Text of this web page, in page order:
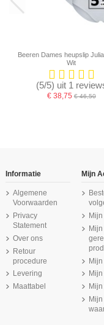
Beeren Dames heupslip
Wit
(5/5) uit 1
€ 38,75€ 46,50
Beeren Heren boxershort
6Pack Zwart
Beeren Dames slip Belinda
Beeren Dames tailleslip
Beeren Dames spaghetti
Brigitte 6Pack Zwart
€ 68,99
Informatie
Algemene
Voorwaarden
Privacy
Statement
Over ons
Retour
procedure
Levering
Maattabel
Mijn
Mijn
Mijn